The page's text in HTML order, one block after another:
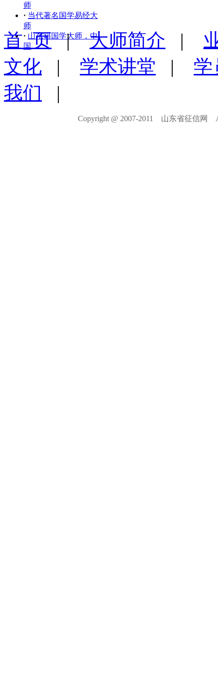
师
· 当代著名国学易经大
师
· 山东籍国学大师，中
国
首 页|大师简介 |
文化 | 学术讲堂 | 学
我们 |
Copyright @ 2007-2011 山东省征信网